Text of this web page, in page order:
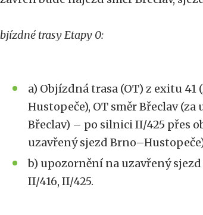
trasy Etapy 0:
a) Objízdná trasa (OT) z exitu 41
Hustopeče), OT směr Břeclav
Břeclav) – po silnici II/425 přes
uzavřený sjezd
b) upozornění na uzavřený
II/416, II/425.